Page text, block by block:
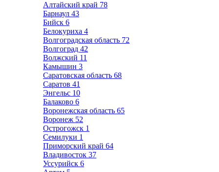
Алтайский край 78
Барнаул 43
Бийск 6
Белокуриха 4
Волгоградская область 72
Волгоград 42
Волжский 11
Камышин 3
Саратовская область 68
Саратов 41
Энгельс 10
Балаково 6
Воронежская область 65
Воронеж 52
Острогожск 1
Семилуки 1
Приморский край 64
Владивосток 37
Уссурийск 6